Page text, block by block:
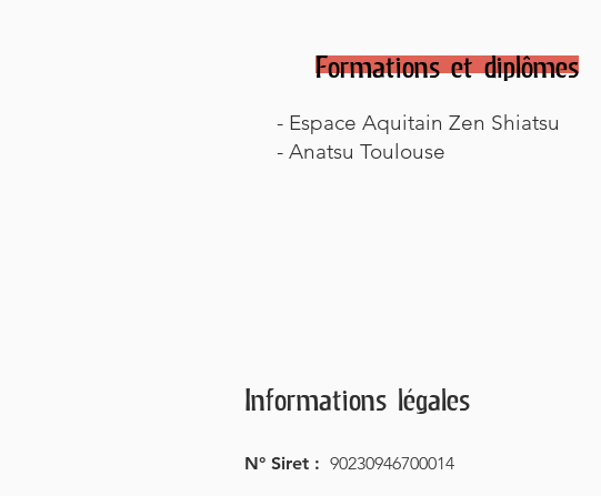
Formations et diplômes
- Espace Aquitain Zen Shiatsu
- Anatsu Toulouse
Informations légales
N° Siret : 90230946700014